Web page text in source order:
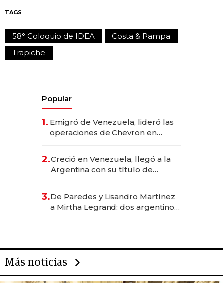
TAGS
58° Coloquio de IDEA
Costa & Pampa
Trapiche
Popular
1. Emigró de Venezuela, lideró las
operaciones de Chevron en
2.Creció en Venezuela, llegó a la
Argentina con su título de
las marcas "fast premium"
3.De Paredes y Lisandro Martínez
a Mirtha Legrand: dos argentinos
Más noticias